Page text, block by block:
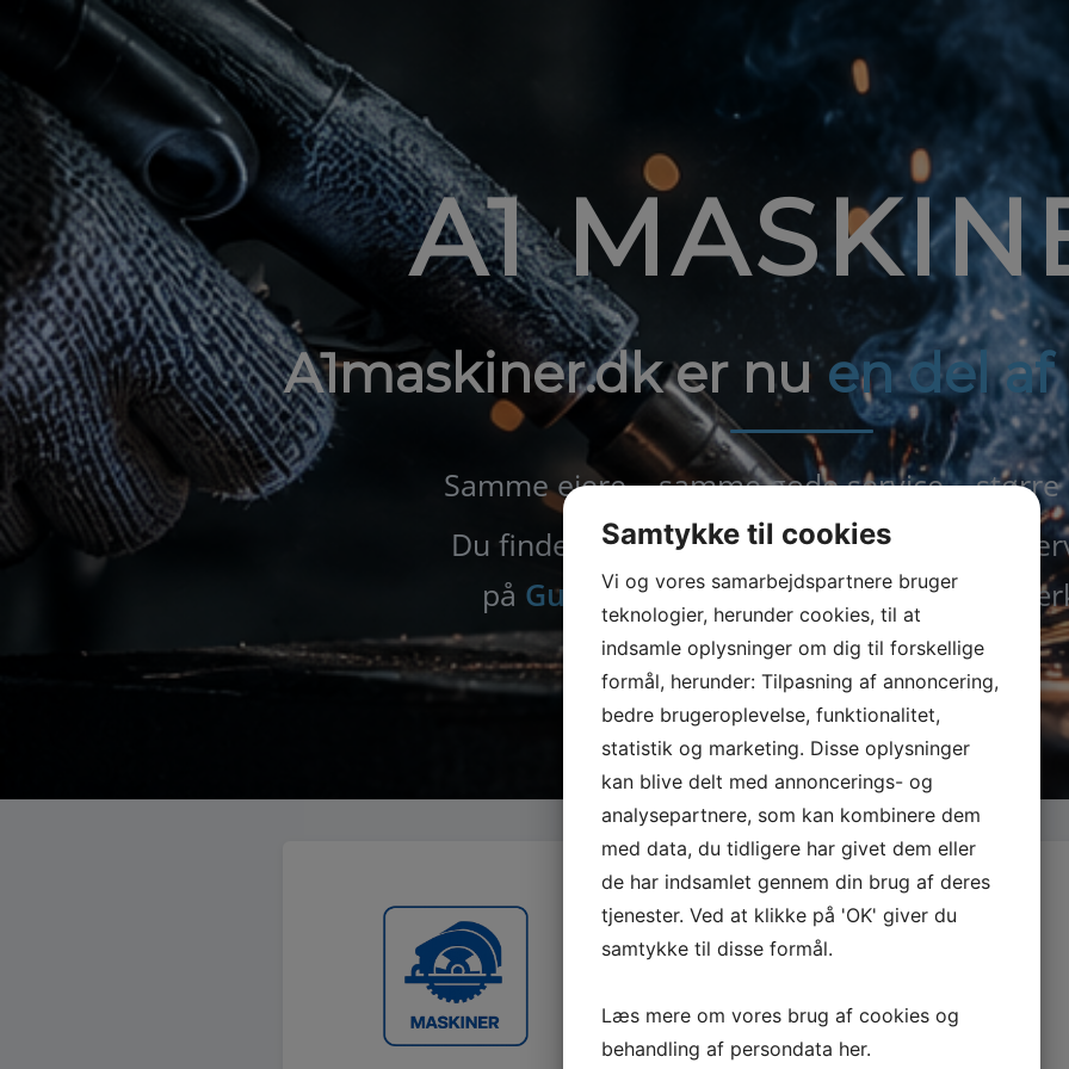
A1
A1maskiner.dk er nuen del
Samme ejere – samme gode service – større
Du finder nu alle maskiner, tilbehør og
på Guede.dk– din specialist i
Samtykke til cookies
Vi og vores samarbejdspartnere bruger
teknologier, herunder cookies, til at
indsamle oplysninger om dig til forskellige
formål, herunder: Tilpasning af annoncering,
bedre brugeroplevelse, funktionalitet,
statistik og marketing. Disse oplysninger
kan blive delt med annoncerings- og
analysepartnere, som kan kombinere dem
med data, du tidligere har givet dem eller
de har indsamlet gennem din brug af deres
tjenester. Ved at klikke på 'OK' giver du
samtykke til disse formål.
Læs mere om vores brug af cookies og
behandling af persondata her.